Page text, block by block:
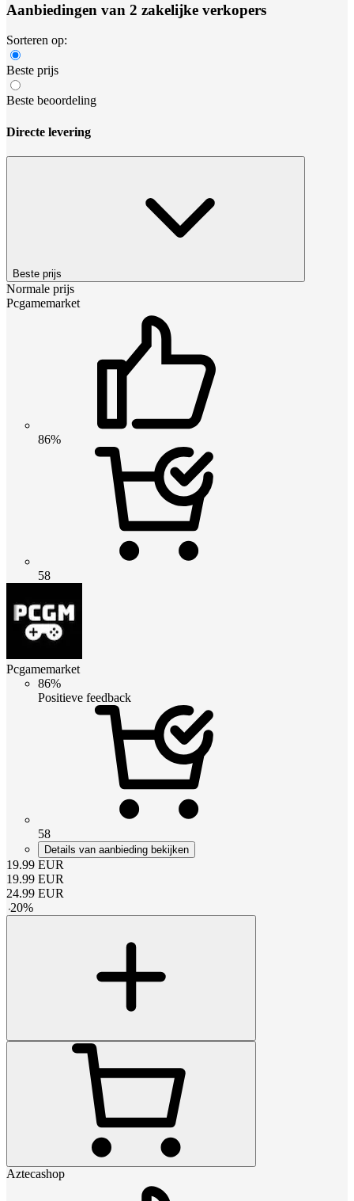
Aanbiedingen van 2 zakelijke verkopers
Sorteren op:
Beste prijs
Beste beoordeling
Directe levering
Beste prijs
Normale prijs
Pcgamemarket
86%
58
Pcgamemarket
86%
Positieve feedback
58
Details van aanbieding bekijken
19.99 EUR
19.99 EUR
24.99 EUR
-20%
Aztecashop